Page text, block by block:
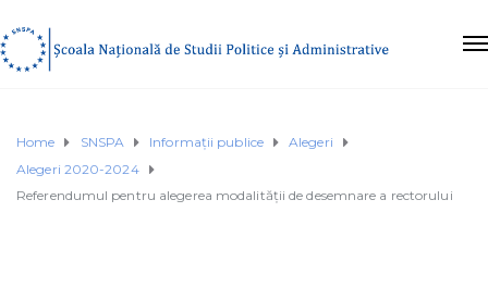
Home SNSPA Informații publice
Alegeri
Alegeri 2020-2024
Referendumul pentru alegerea modalității de desemnare a rectorului